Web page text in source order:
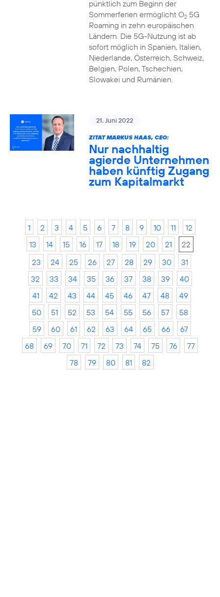
pünktlich zum Beginn der
Sommerferien ermöglicht O25G
Roaming in zehn europäischen
Ländern. Die 5G-Nutzung ist ab
sofort möglich in Spanien, Italien,
Niederlande, Österreich, Schweiz,
Belgien, Polen, Tschechien,
Slowakei und Rumänien.
21. Juni 2022
ZITAT MARKUS HAAS, CEO:
Nur nachhaltig
agierde Unternehmen
haben künftig Zugang
zum Kapitalmarkt
1 2 3 4 5 6 7 8 9 10 11
12
13
14 15 16 17 18 19 20 21
22
23
24 25 26 27 28 29 30
31
32
33 34 35 36 37 38 39
40
41
42 43 44 45 46 47 48
49
50
51 52 53 54 55 56 57
58
59
60 61 62 63 64 65 66
67
68
69 70 71 72 73 74 75 76
77
78
79 80 81 82